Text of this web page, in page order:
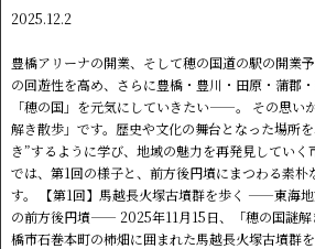
2025.12.2
豊橋アリーナの開業、そして穂の国道の駅の開業
の回遊性を高め、さらに豊橋・豊川・田原・蒲郡
「穂の国」を元気にしていきたい――。 その思い
解き散歩」です。歴史や文化の舞台となった場所
き”するように学び、地域の魅力を再発見していく
では、第1回の様子と、前方後円墳にまつわる素
す。 【第1回】馬越長火塚古墳群を歩く ――東海
の前方後円墳―― 2025年11月15日、「穂の国謎解
橋市石巻本町の柿畑に囲まれた馬越長火塚古墳群